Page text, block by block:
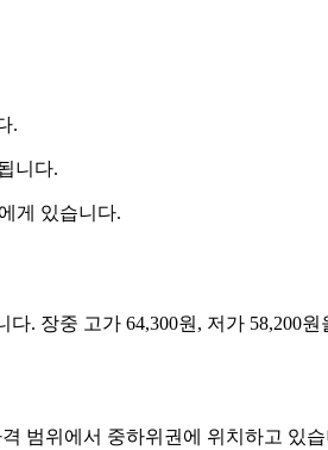
.
니다.
게 있습니다.
. 장중 고가 64,300원, 저가 58,200
격 범위에서 중하위권에 위치하고 있